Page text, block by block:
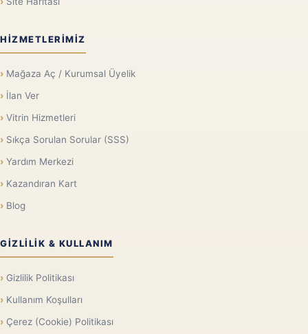
HIZMETLERIMIZ
Mağaza Aç / Kurumsal Üyelik
İlan Ver
Vitrin Hizmetleri
Sıkça Sorulan Sorular (SSS)
Yardım Merkezi
Kazandıran Kart
Blog
GIZLILIK & KULLANIM
Gizlilik Politikası
Kullanım Koşulları
Çerez (Cookie) Politikası